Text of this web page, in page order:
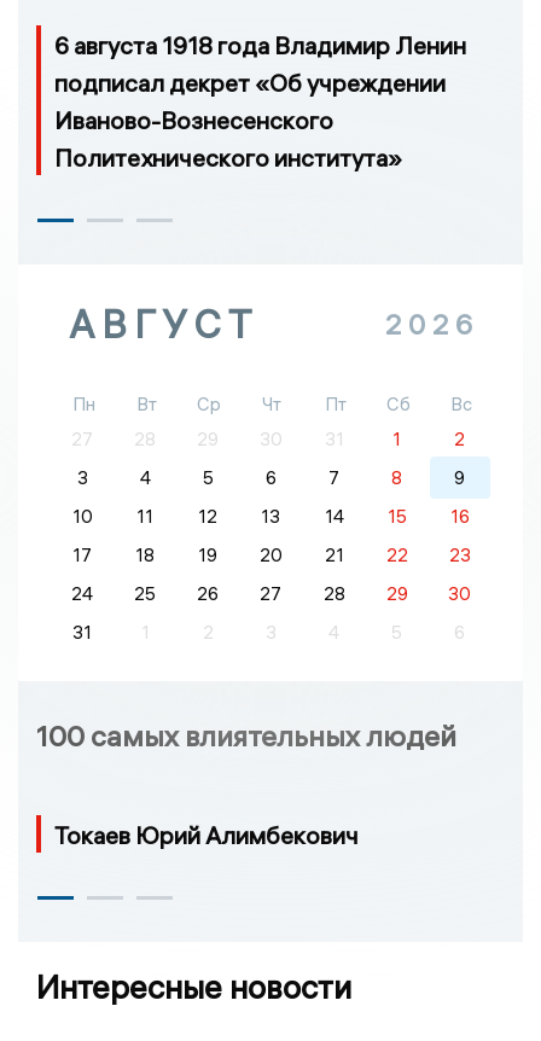
6 августа 1918 года Владимир Ленин
подписал декрет «Об учреждении
Иваново-Вознесенского
Политехнического института»
АВГУСТ 2026
Пн Вт Ср Чт Пт Сб
Вс
27
28 29 30 31 1
2
3
4 5 6 7 8
9
10
11 12 13 14 15
16
17
18 19 20 21 22
23
24
25 26 27 28 29
30
31
1 2 3 4 5 6
100 самых влиятельных людей
Токаев Юрий Алимбекович
Интересные новости